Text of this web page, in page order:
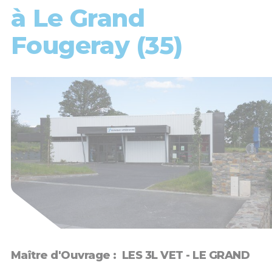
à Le Grand
Fougeray (35)
Maître d'Ouvrage : LES 3L VET - LE GRAND